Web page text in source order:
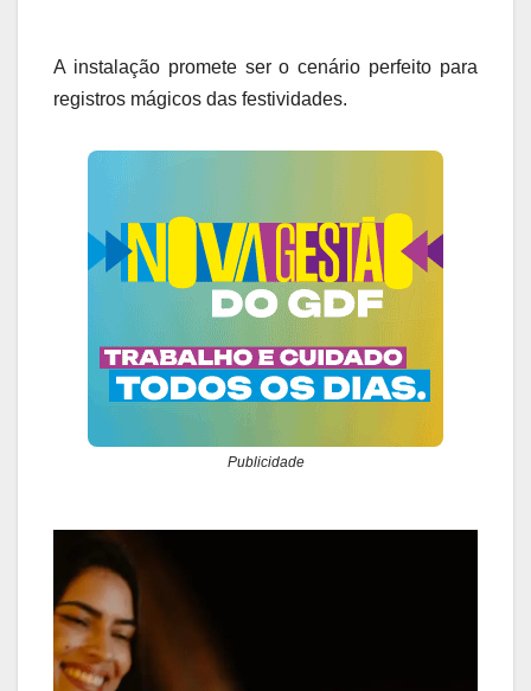
A instalação promete ser o cenário perfeito para
registros mágicos das festividades.
Publicidade